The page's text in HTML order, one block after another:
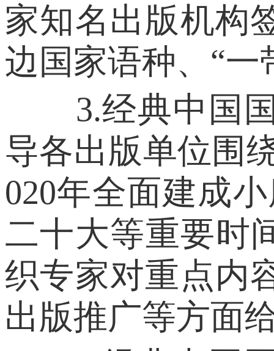
家知名出版机构
边国家语种、“
3.经典中国国
导各出版单位围
020年全面建成
二十大等重要时
织专家对重点内
出版推广等方面